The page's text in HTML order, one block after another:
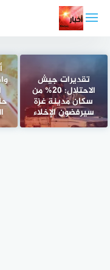
المحتوى
تقديرات جيش
الاحتلال: 20% من
سكان مدينة غزة
سيرفضون الإخلاء